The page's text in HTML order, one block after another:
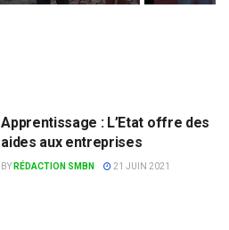
Apprentissage : L’Etat offre des
aides aux entreprises
BY RÉDACTION SMBN 21 JUIN 2021